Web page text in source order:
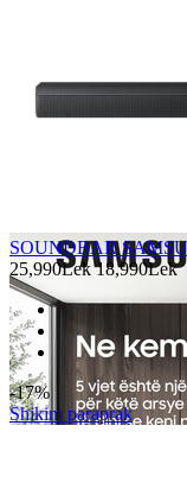
SOUNDBAR
25,990Lek 18,990Lek
-17%
Shikim paraprak